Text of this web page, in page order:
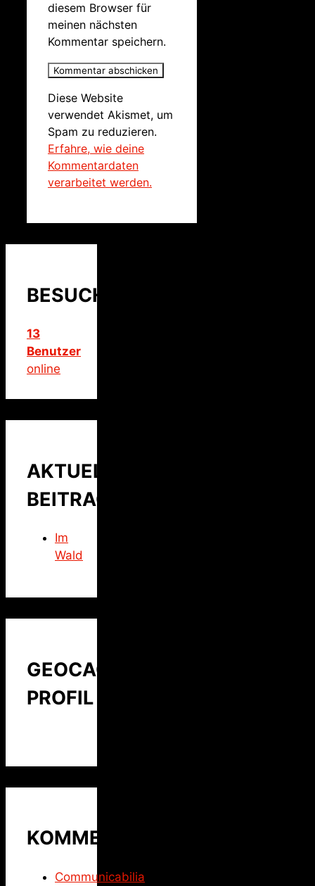
diesem Browser für
meinen nächsten
Kommentar speichern.
Diese Website
verwendet Akismet, um
Spam zu reduzieren.
Erfahre, wie deine
Kommentardaten
verarbeitet werden.
BESUCHER
13
Benutzer
online
AKTUELLER
BEITRAG
Im
Wald
GEOCACHING
PROFIL
KOMMENTARE
Communicabilia